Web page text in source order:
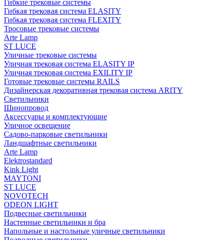
Гибкие трековые системы
Гибкая трековая система ELASITY
Гибкая трековая система FLEXITY
Тросовые трековые системы
Arte Lamp
ST LUCE
Уличные трековые системы
Уличная трековая система ELASITY IP
Уличная трековая система EXILITY IP
Готовые трековые системы RAILS
Дизайнерская декоративная трековая система ARITY
Светильники
Шинопровод
Аксессуары и комплектующие
Уличное освещение
Садово-парковые светильники
Ландшафтные светильники
Arte Lamp
Elektrostandard
Kink Light
MAYTONI
ST LUCE
NOVOTECH
ODEON LIGHT
Подвесные светильники
Настенные светильники и бра
Напольные и настольные уличные светильники